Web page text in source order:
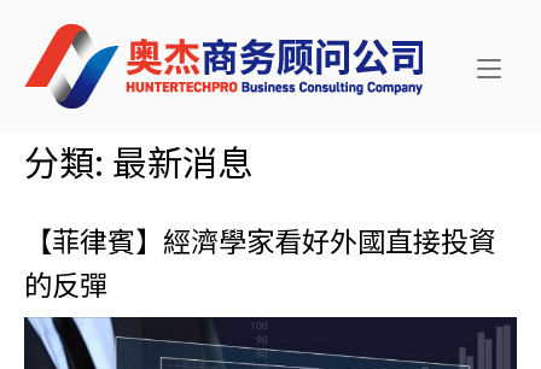
content
Home
分類: 最新消息
【菲律賓】經濟學家看好外國直接投資
的反彈